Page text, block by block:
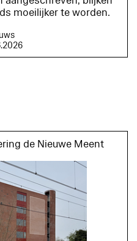
moeilijker te worden.
de Nieuwe Meent